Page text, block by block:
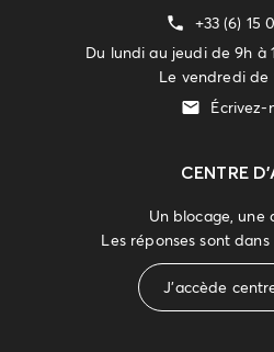
+33 (6) 15
Du lundi au jeudi de 9h à
Le vendredi de
Écrivez-
CENTRE
Un blocage, une
Les réponses sont
J'accède